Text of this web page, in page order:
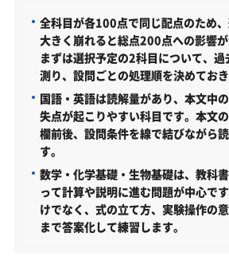
学科・専攻（コース）の概要
難易度（前年度の入試結果に基づ
取得できる資格・主な卒業後の進
国家試験 合格率（最新年度）
名古屋女子大学健康科学部の所在
「名古屋女子大学健康科学部に
とやる気をなくしている受験生へ
全科目が各100点で同じ配点のため
大きく崩れると総点200点への影響が
まずは選択予定の2科目について、
測り、設問ごとの処理順を決めておき
国語・英語は読解量があり、本文中
失点が起こりやすい科目です。本文
欄前後、設問条件を線で結びながら
す。
数学・化学基礎・生物基礎は、教科
って計算や説明に進む問題が中心で
けでなく、式の立て方、実験操作の
まで答案化して練習します。